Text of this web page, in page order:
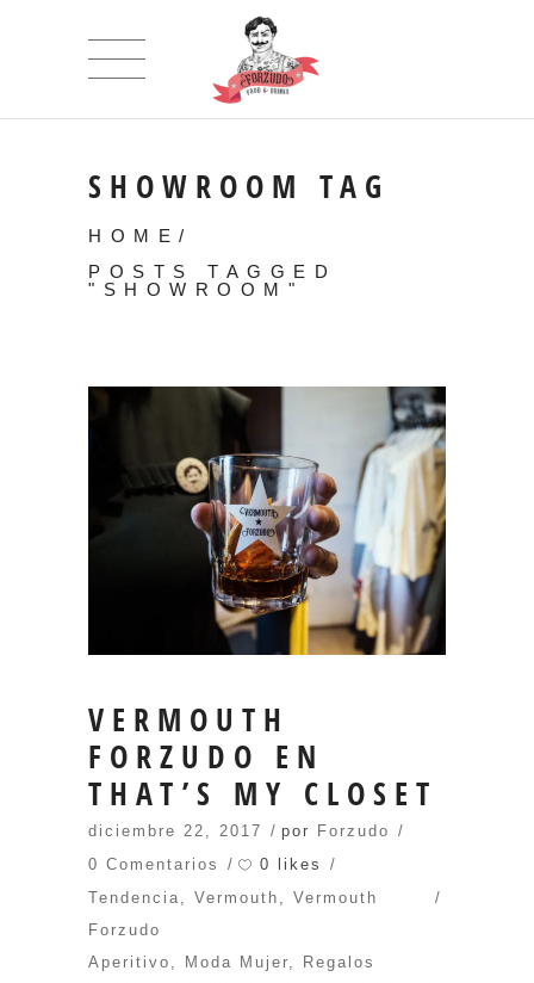
SHOWROOM TAG
HOME /
POSTS TAGGED
"SHOWROOM"
VERMOUTH
FORZUDO EN
THAT’S MY CLOSET
diciembre 22, 2017 por Forzudo
0 Comentarios
0 likes
Tendencia
Vermouth
Vermouth
Forzudo
Aperitivo
Moda Mujer
Regalos